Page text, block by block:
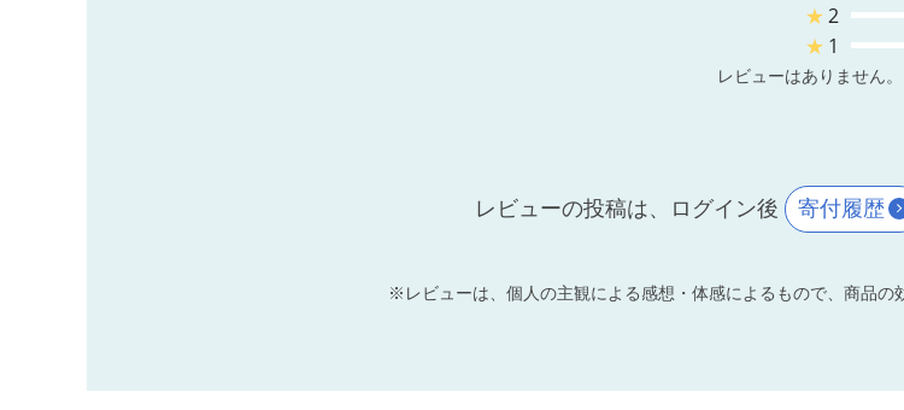
★2
★ 1
レビューはありません。
レビューの投稿は、ログイン後 寄付履歴
※レビューは、個人の主観による感想・体感によるもので、商品の